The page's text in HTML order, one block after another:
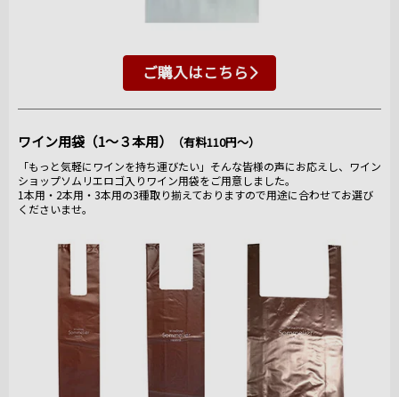
ご購入はこちら
ワイン用袋（1～３本用） （有料110円～）
「もっと気軽にワインを持ち運びたい」そんな皆様の声にお応えし、ワイン
ショップソムリエロゴ入りワイン用袋をご用意しました。
1本用・2本用・3本用の3種取り揃えておりますので用途に合わせてお選び
くださいませ。